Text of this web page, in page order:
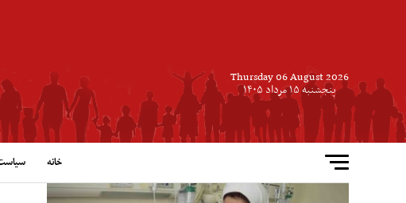
Thursday 06 August 2026
پنجشنبه ۱۵ مرداد ۱۴۰۵
خانه